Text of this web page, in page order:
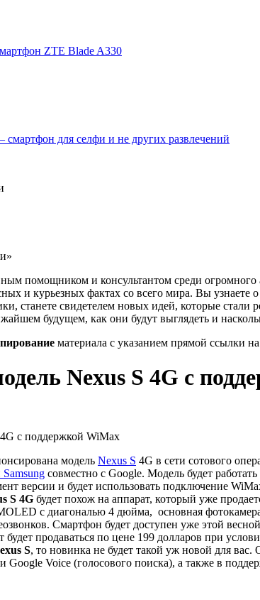
ZTE Blade A330
для селфи и не других развлечений
»
помощником и консультантом среди огромного
и курьезных фактах со всего мира. Вы узнаете
станете свидетелем новых идей, которые стали
будущем, как они будут выглядеть и
материала с указанием прямой ссылки
Nexus S 4G с
модель Nexus S 4G в сети сотового
совместно с Google. Модель будет
версии и будет использовать подключение
S 4G будет похож на аппарат, который уже
с диагональю 4 дюйма, основная
Смартфон будет доступен уже этой
продаваться по цене 199 долларов при
S, то новинка не будет такой уж новой для
Google Voice (голосового поиска), а также в